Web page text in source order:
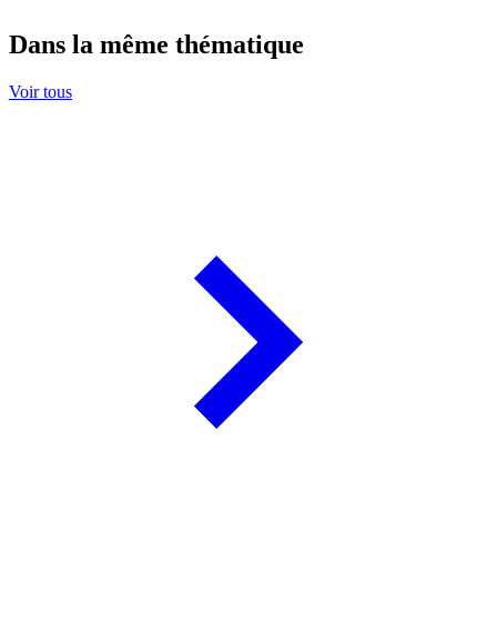
Dans la même thématique
Voir tous